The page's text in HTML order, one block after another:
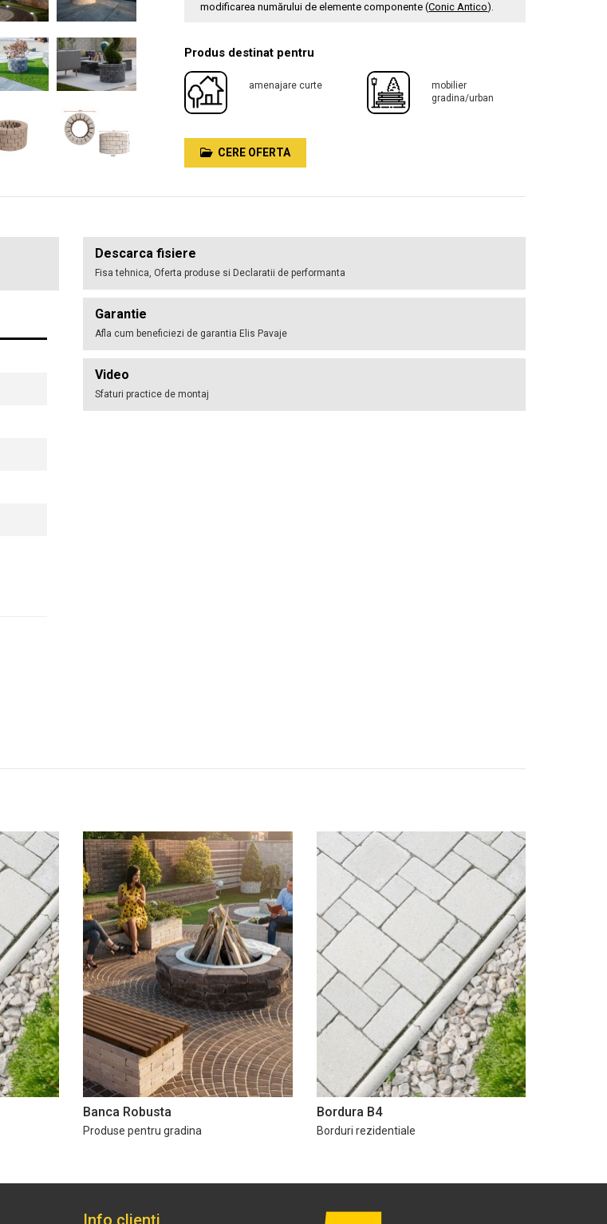
modificarea numărului de elemente componente (Conic Antico).
Produs destinat pentru
amenajare curte
mobilier
gradina/urban
CERE OFERTA
Descarca fisiere
Fisa tehnica, Oferta produse si Declaratii de performanta
Garantie
Afla cum beneficiezi de garantia Elis Pavaje
Video
Sfaturi practice de montaj
Banca Robusta
Produse pentru gradina
Bordura B4
Borduri rezidentiale